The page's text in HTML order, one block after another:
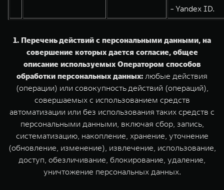
- Yandex ID.
1. Перечень действий с персональными данными, на
совершение которых дается согласие, общее
описание используемых Оператором способов
обработки персональных данных: любые действия
(операции) или совокупность действий (операций),
совершаемых с использованием средств
автоматизации или без использования таких средств с
персональными данными, включая сбор, запись,
систематизацию, накопление, хранение, уточнение
(обновление, изменение), извлечение, использование,
доступ, обезличивание, блокирование, удаление,
уничтожение персональных данных.